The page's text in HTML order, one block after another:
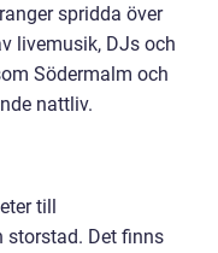
spridda över
livemusik, DJs och
Södermalm och
nattliv.
till
storstad. Det finns